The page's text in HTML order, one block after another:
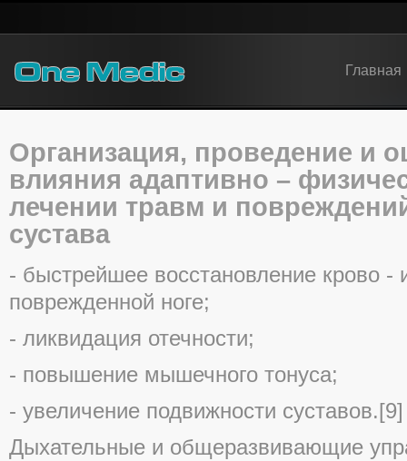
Главная
Организация, проведение и
влияния адаптивно –
лечении травм и
сустава
- быстрейшее восстановление крово
поврежденной ноге;
- ликвидация отечности;
- повышение мышечного тонуса;
- увеличение подвижности суставов.[9]
Дыхательные и общеразвивающие